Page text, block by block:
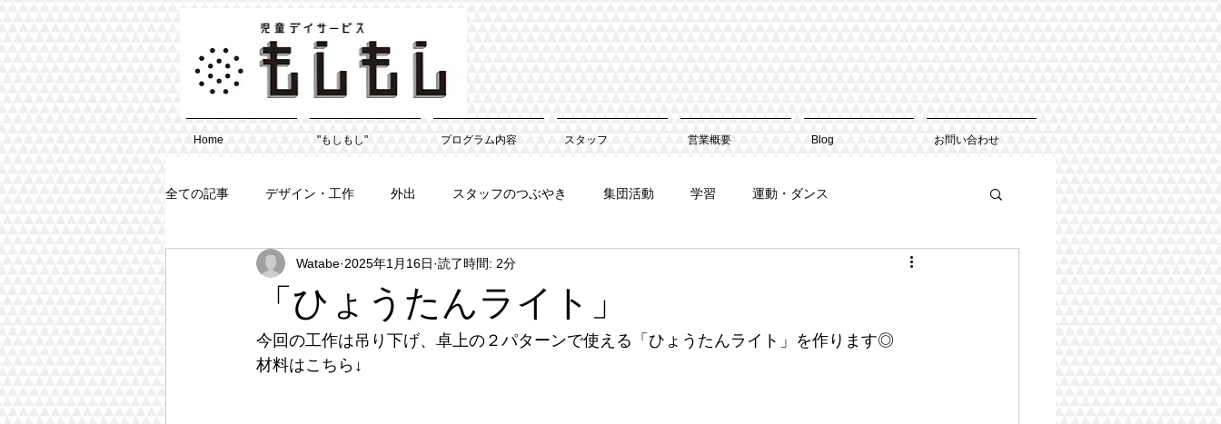
Home "もしもし" プログラム内容 スタッフ 営業概要 Blog お問い合わせ
全ての記事 デザイン・工作 外出 スタッフのつぶやき 集団活動 学習 運動・ダンス
「ひょうたんライト」
Watabe 2025年1月16日 読了時間: 2分
今回の工作は吊り下げ、卓上の２パターンで使える「ひょうたんライト」を作ります◎
材料はこちら↓